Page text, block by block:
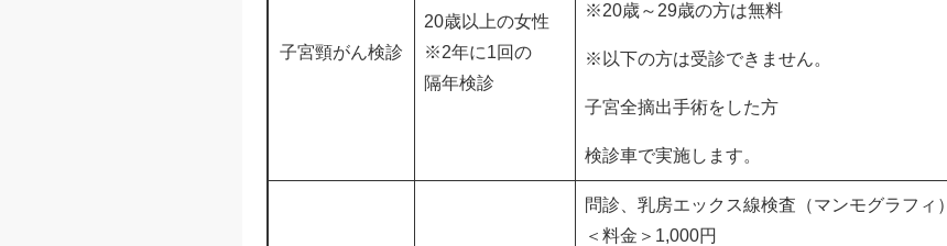
子宮頸がん検診
20歳以上の女性
※2年に1回の
隔年検診
※20歳～ 29歳の方は無料
※以下の方は受診できません。
子宮全摘出手術をした方
検診車で実施します。
問診、乳房エックス線検査（マンモグラフィ）
＜料金＞1,000円